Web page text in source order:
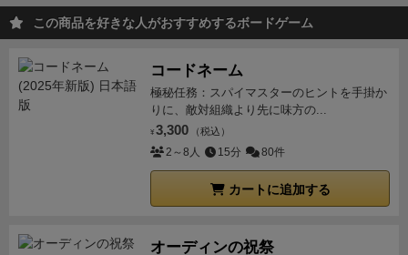
利が働くので楽しいと思われます。時間も２０分くら
し、お子さんと爆弾なし・価値均等プレイで遊ぶもよ
し、6歳以上となっていますが、間口は結構広いゲー
ムじゃないかと思います。
この商品を好きな人がおすすめするボードゲーム
コードネーム
極秘任務：スパイマスターのヒントを手掛か
りに、敵対組織より先に味方の...
¥ 3,300 （税込）
2～8人 15分 80件
カートに追加する
オーディンの祝祭